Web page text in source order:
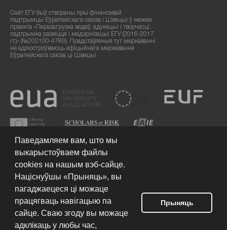
Сайт ЕГУ быў створаны пры фінансавай
падтрымцы Еўрапейскага саюза і Швецыі ў межах
праекта «Перазагрузка ведаў, адукацыі і творчасці:
падтрымка развіцця і мадэрнізацыі ЕГУ (2016-2017
гг.)» (№202100-4789). Прадстаўленыя тут меркаванні
не адлюстроўваюць афіцыйнага меркавання
Еўрапейскага саюза ці Швецыі.
Умовы выкарыстання сайта © 2026 Еўрапейскі гуманітарны
ўніверсітэт
Паведамляем вам, што мы
выкарыстоўваем файлы
cookies на нашым вэб-сайце.
Націснуўшы «Прыняць», вы
пагаджаецеся ці можаце
працягваць навігацыю па
сайце. Сваю згоду вы можаце
адклікаць у любы час,
Прыняць